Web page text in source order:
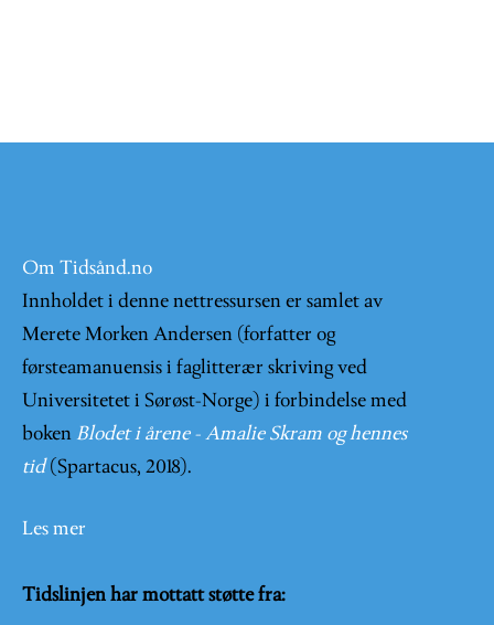
Om Tidsånd.no
Innholdet i denne nettressursen er samlet av
Merete Morken Andersen (forfatter og
førsteamanuensis i faglitterær skriving ved
Universitetet i Sørøst-Norge) i forbindelse med
boken Blodet i årene - Amalie Skram og hennes
tid (Spartacus, 2018).
Les mer
Tidslinjen har mottatt støtte fra: